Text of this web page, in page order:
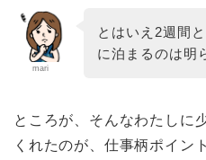
mari
とはいえ2週間
に泊まるのは明
ところが、そんなわたしに
くれたのが、仕事柄ポイン